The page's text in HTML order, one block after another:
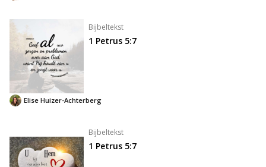
Bijbeltekst
1 Petrus 5:7
Elise Huizer-Achterberg
Bijbeltekst
1 Petrus 5:7